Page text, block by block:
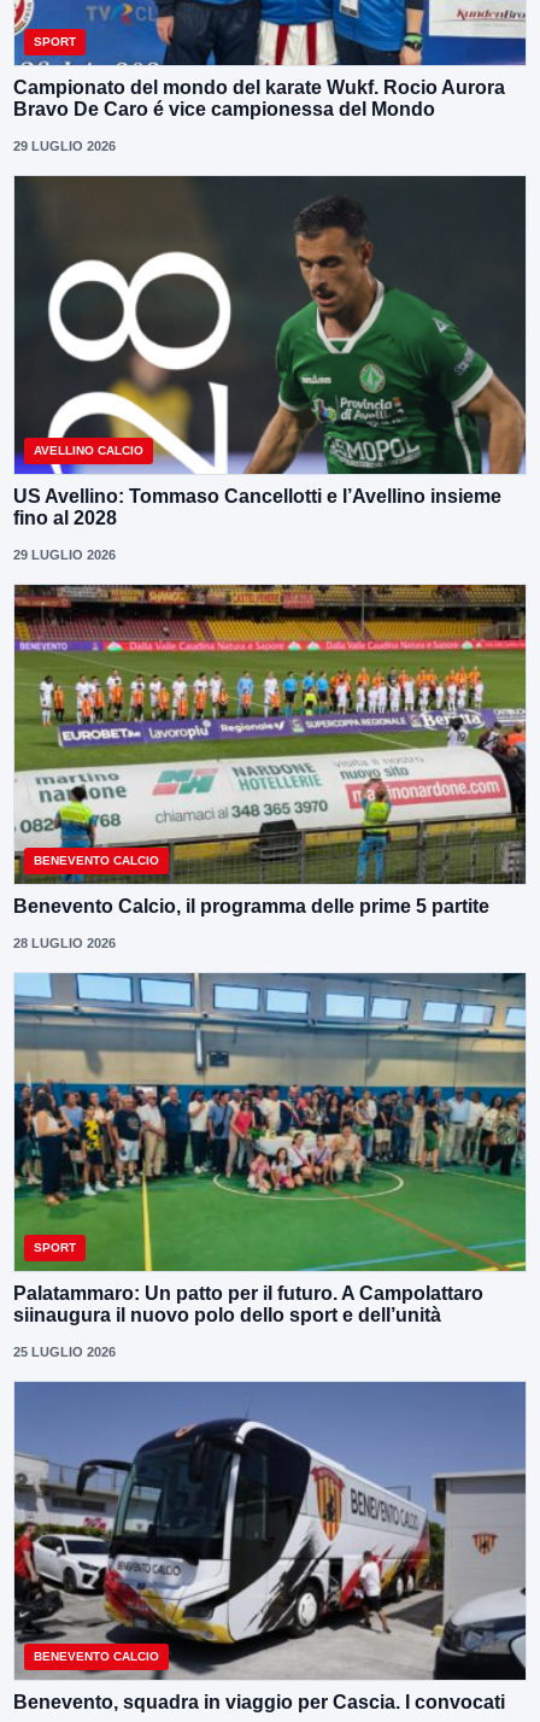
SPORT
Campionato del mondo del karate Wukf. Rocio Aurora
Bravo De Caro é vice campionessa del Mondo
29 LUGLIO 2026
AVELLINO CALCIO
US Avellino: Tommaso Cancellotti e l’Avellino insieme
fino al 2028
29 LUGLIO 2026
BENEVENTO CALCIO
Benevento Calcio, il programma delle prime 5 partite
28 LUGLIO 2026
SPORT
Palatammaro: Un patto per il futuro. A Campolattaro
siinaugura il nuovo polo dello sport e dell’unità
25 LUGLIO 2026
BENEVENTO CALCIO
Benevento, squadra in viaggio per Cascia. I convocati